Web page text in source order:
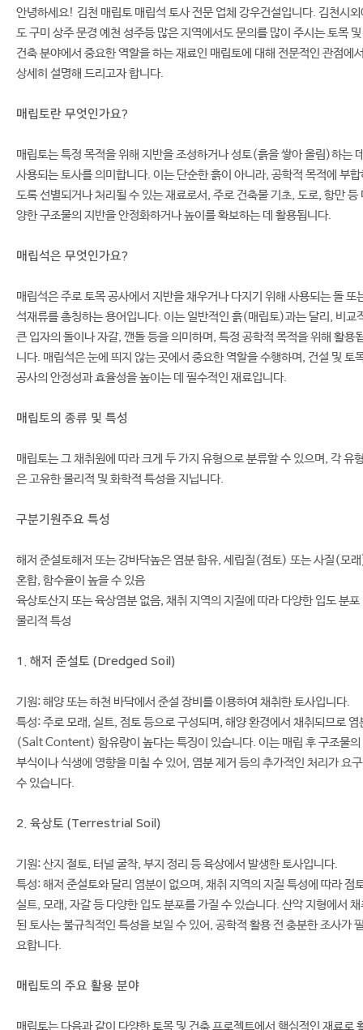
안녕하세요! 김천 매립토 매립석 토사 전문 업체 강우건설입니다. 김천시외
도 구미 상주 문경 예천 성주등 많은 지역에서도 문의를 많이 주시는 토목 및
건축 분야에서 중요한 역할을 하는 재료인 매립토에 대해 전문적인 관점에
상세히 설명해 드리고자 합니다.
매립토란 무엇인가요?
매립토는 특정 목적을 위해 지반을 조성하거나 성토(흙을 쌓아 올림)하는
사용되는 토사를 의미합니다. 이는 단순한 흙이 아니라, 공학적 목적에 부합
도록 선별되거나 처리될 수 있는 재료로서, 주로 건축물 기초, 도로, 항만 등
양한 구조물의 지반을 안정화하거나 높이를 확보하는 데 활용됩니다.
매립석은 무엇인가요?
매립석은 주로 토목 공사에서 지반을 채우거나 다지기 위해 사용되는 돌 또
석재류를 총칭하는 용어입니다. 이는 일반적인 흙(매립토)과는 달리, 비교
큰 입자의 돌이나 자갈, 깬돌 등을 의미하며, 특정 공학적 목적을 위해 활용
니다. 매립석은 눈에 띄지 않는 곳에서 중요한 역할을 수행하며, 건설 및 토
공사의 안정성과 효율성을 높이는 데 필수적인 재료입니다.
매립토의 종류 및 특성
매립토는 그 채취원에 따라 크게 두 가지 유형으로 분류할 수 있으며, 각 유
은 고유한 물리적 및 화학적 특성을 지닙니다.
구분기원주요 특성
해저 준설토해저 또는 강바닥높은 염분 함유, 세립질(점토) 또는 사질(모
혼합, 함수율이 높을 수 있음
육상토산지 또는 육상염분 없음, 채취 지역의 지질에 따라 다양한 입도 분포
물리적 특성
1. 해저 준설토 (Dredged Soil)
기원: 해양 또는 하천 바닥에서 준설 장비를 이용하여 채취한 토사입니다.
특성: 주로 모래, 실트, 점토 등으로 구성되며, 해양 환경에서 채취되므로 염
(Salt Content) 함유량이 높다는 특징이 있습니다. 이는 매립 후 구조물의
부식이나 식생에 영향을 미칠 수 있어, 염분 제거 등의 추가적인 처리가 요
수 있습니다.
2. 육상토 (Terrestrial Soil)
기원: 산지 절토, 터널 굴착, 부지 정리 등 육상에서 발생한 토사입니다.
특성: 해저 준설토와 달리 염분이 없으며, 채취 지역의 지질 특성에 따라 점
실트, 모래, 자갈 등 다양한 입도 분포를 가질 수 있습니다. 산악 지형에서 채
된 토사는 불규칙적인 특성을 보일 수 있어, 공학적 활용 전 충분한 조사가
요합니다.
매립토의 주요 활용 분야
매립토는 다음과 같이 다양한 토목 및 건축 프로젝트에서 핵심적인 재료로